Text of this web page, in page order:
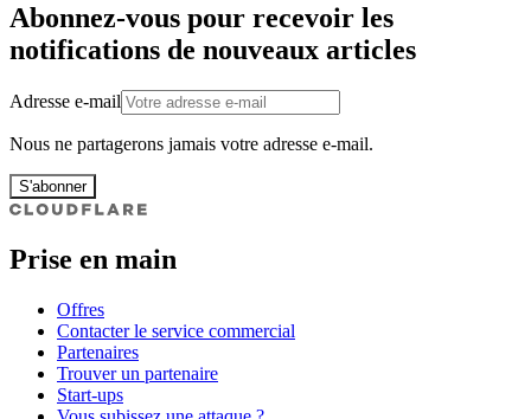
Abonnez-vous pour recevoir les
notifications de nouveaux articles
Adresse e-mail
Nous ne partagerons jamais votre adresse e-mail.
S'abonner
Prise en main
Offres
Contacter le service commercial
Partenaires
Trouver un partenaire
Start-ups